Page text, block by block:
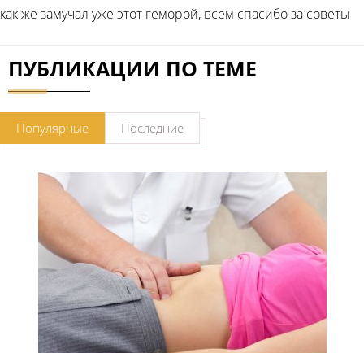
как же замучал уже этот геморой, всем спасибо за советы
ПУБЛИКАЦИИ ПО ТЕМЕ
Популярные Последние